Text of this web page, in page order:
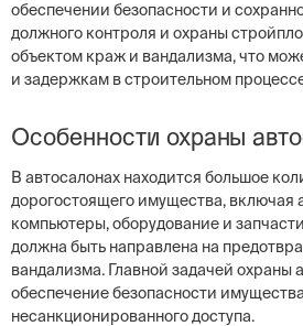
обеспечении безопасности и
должного контроля и охраны
объектом краж и вандализма, что
и задержкам в строительном
Особенности охраны
В автосалонах находится большое
дорогостоящего имущества, включая
компьютеры, оборудование и
должна быть направлена на
вандализма. Главной задачей охраны
обеспечение безопасности
несанкционированного доступа.